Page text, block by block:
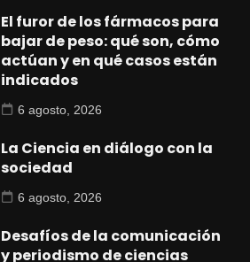
El furor de los fármacos para
bajar de peso: qué son, cómo
actúan y en qué casos están
indicados
6 agosto, 2026
La Ciencia en diálogo con la
sociedad
6 agosto, 2026
Desafíos de la comunicación
y periodismo de ciencias